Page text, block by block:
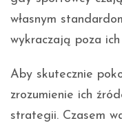
własnym
wykraczają poza
Aby skutecznie
zrozumienie ich
strategii. Czasem